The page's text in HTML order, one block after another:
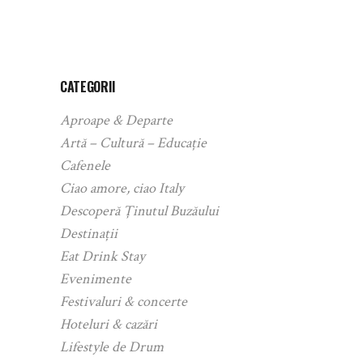
CATEGORII
Aproape & Departe
Artă – Cultură – Educație
Cafenele
Ciao amore, ciao Italy
Descoperă Ținutul Buzăului
Destinații
Eat Drink Stay
Evenimente
Festivaluri & concerte
Hoteluri & cazări
Lifestyle de Drum